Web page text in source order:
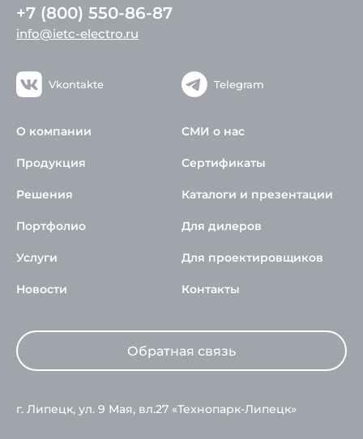
+7 (800) 550-86-87
info@ietc-electro.ru
Vkontakte Telegram
О компании
Продукция
Решения
Портфолио
Услуги
Новости
СМИ о нас
Сертификаты
Каталоги и презентации
Для дилеров
Для проектировщиков
Контакты
Обратная связь
г. Липецк, ул. 9 Мая, вл.27 «Технопарк-Липецк»